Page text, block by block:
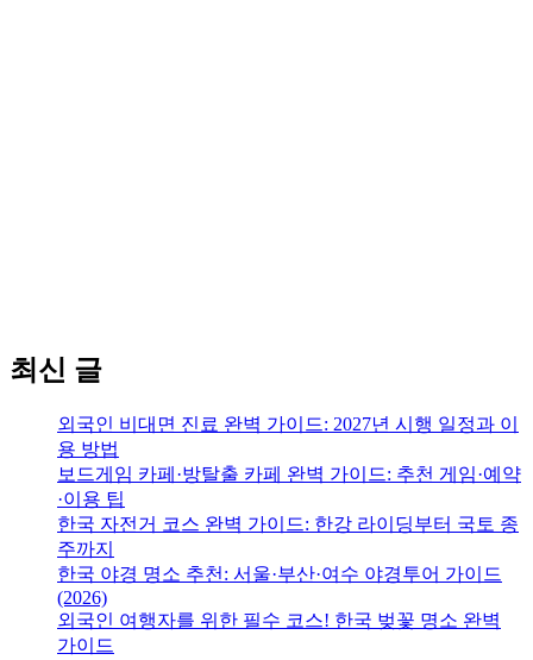
최신 글
외국인 비대면 진료 완벽 가이드: 2027년 시행 일정과 이
용 방법
보드게임 카페·방탈출 카페 완벽 가이드: 추천 게임·예약
·이용 팁
한국 자전거 코스 완벽 가이드: 한강 라이딩부터 국토 종
주까지
한국 야경 명소 추천: 서울·부산·여수 야경투어 가이드
(2026)
외국인 여행자를 위한 필수 코스! 한국 벚꽃 명소 완벽
가이드